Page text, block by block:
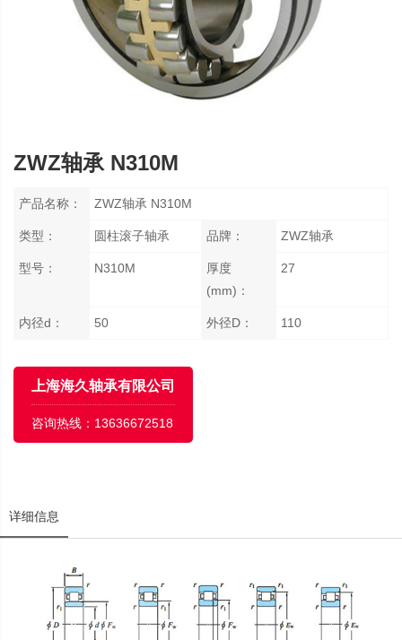
ZWZ轴承 N310M
产品名称： ZWZ轴承 N310M
类型： 圆柱滚子轴承 品牌： ZWZ轴承
型号： N310M
厚度
(mm)：
27
内径d： 50 外径D： 110
上海海久轴承有限公司
咨询热线： 13636672518
详细信息